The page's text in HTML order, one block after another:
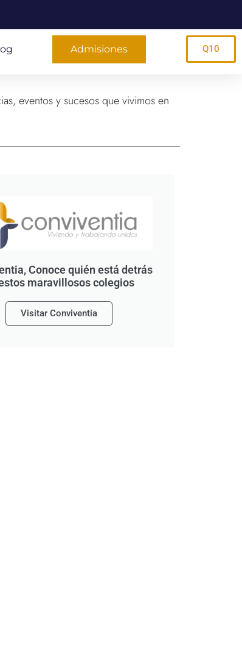
Admisiones Q10
eventos y sucesos que vivimos en
Conoce quién está detrás
maravillosos colegios
Visitar Conviventia